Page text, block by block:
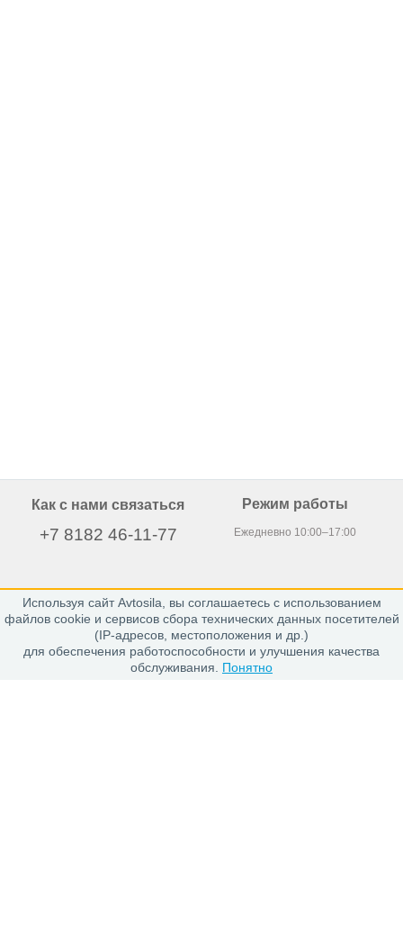
Используя сайт Avtosila, вы соглашаетесь с использованием
файлов cookie и сервисов сбора технических данных посетителей
(IP-адресов, местоположения и др.)
для обеспечения работоспособности и улучшения качества
обслуживания. Понятно
Как с нами связаться
+7 8182 46-11-77
163020, г. Архангельск,
пр. Никольский 15, офис 212
Режим работы
Ежедневно 10:00–17:00
Каталог